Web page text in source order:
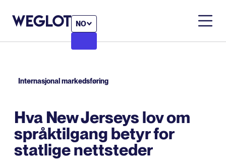
NO
Internasjonal markedsføring
Hva New Jerseys lov om
språktilgang betyr for
statlige nettsteder